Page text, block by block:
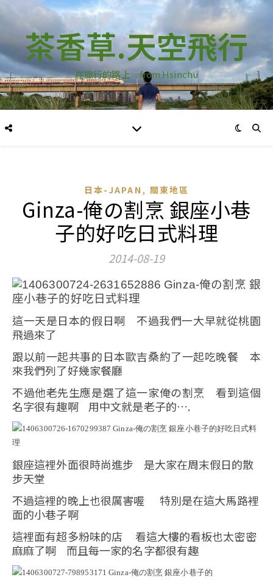
茶香草.天空飛行
在旅行的路上…from Hsinchu
日本-JAPAN , 關東地區
Ginza-俺の割烹 銀座小巷
子的好吃日式料理
2014-08-19
這一天是日本的假日啊 不過我們一大早就從桃園
飛過來了
跟以前一起共事的日本歐吉桑約了一起吃晚餐 本
來我們列了好幾家餐廳
不過他老先生應是選了這一家俺の割烹 看到這個
名字很有趣啊 用中文就是老子的….
銀座這裡外面很時尚進步 是大家在周末假日的散
步天堂
不過這裡的晚上也很厲害喔 特別是在這大馬路裡
面的小巷子啊
這裡面有超多粉味的店 看這大樓的看板也太密密
麻麻了啊 而且每一家的名字都很有趣